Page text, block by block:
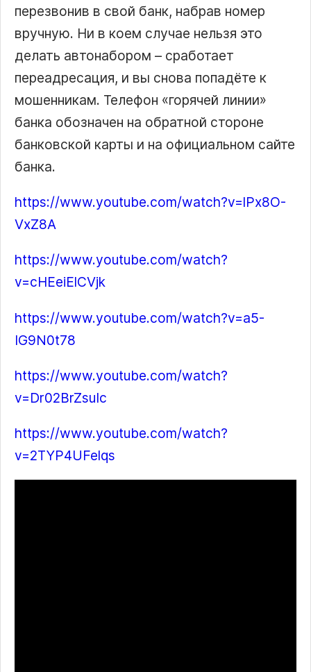
перезвонив в свой банк, набрав номер
вручную. Ни в коем случае нельзя это
делать автонабором – сработает
переадресация, и вы снова попадёте к
мошенникам. Телефон «горячей линии»
банка обозначен на обратной стороне
банковской карты и на официальном сайте
банка.
https://www.youtube.com/watch?v=lPx8O-
VxZ8A
https://www.youtube.com/watch?
v=cHEeiElCVjk
https://www.youtube.com/watch?v=a5-
IG9N0t78
https://www.youtube.com/watch?
v=Dr02BrZsuIc
https://www.youtube.com/watch?
v=2TYP4UFelqs